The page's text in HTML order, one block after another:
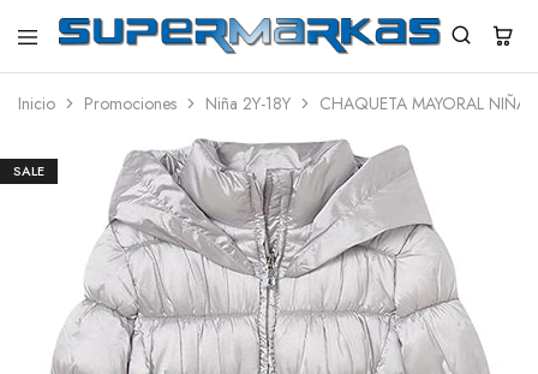
SuperMarkas
Ropa
con
Inicio Promociones Niña 2Y-18Y CHAQUETA MAYORAL NIÑA
SALE